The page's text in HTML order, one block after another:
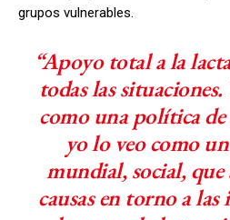
grupos vulnerables.
“Apoyo total a la
todas las
como una política de
yo lo veo como
mundial, social, que
causas en torno a